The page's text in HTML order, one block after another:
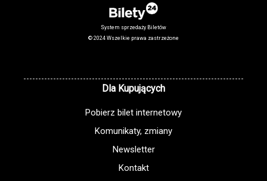
System sprzedaży Biletów
© 2024 Wszelkie prawa zastrzeżone
Dla Kupujących
Pobierz bilet internetowy
Komunikaty, zmiany
Newsletter
Kontakt